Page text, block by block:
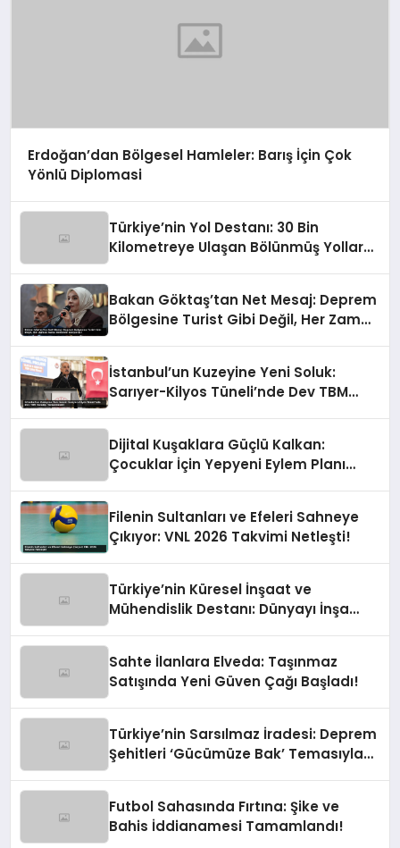
Erdoğan’dan Bölgesel Hamleler: Barış İçin Çok
Yönlü Diplomasi
Türkiye’nin Yol Destanı: 30 Bin
Kilometreye Ulaşan Bölünmüş Yollar
Bakan Göktaş’tan Net Mesaj: Deprem
Bölgesine Turist Gibi Değil, Her Zaman
İstanbul’un Kuzeyine Yeni Soluk:
Sarıyer-Kilyos Tüneli’nde Dev TBM
Dijital Kuşaklara Güçlü Kalkan:
Çocuklar İçin Yepyeni Eylem Planı
Filenin Sultanları ve Efeleri Sahneye
Çıkıyor: VNL 2026 Takvimi Netleşti!
Türkiye’nin Küresel İnşaat ve
Mühendislik Destanı: Dünyayı İnşa
Sahte İlanlara Elveda: Taşınmaz
Satışında Yeni Güven Çağı Başladı!
Türkiye’nin Sarsılmaz İradesi: Deprem
Şehitleri ‘Gücümüze Bak’ Temasıyla
Futbol Sahasında Fırtına: Şike ve
Bahis İddianamesi Tamamlandı!